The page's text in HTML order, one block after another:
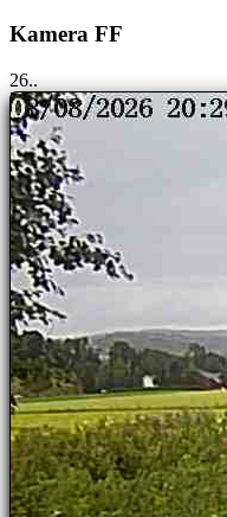
Kamera FF
25..